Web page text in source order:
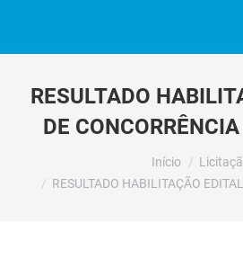
RESULTADO
DE
Início
RESULTADO HABILITAÇÃO